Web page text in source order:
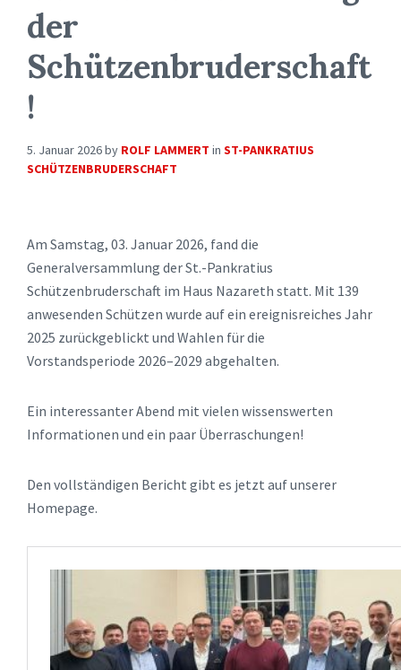
der
Schützenbruderschaft
!
5. Januar 2026by ROLF LAMMERT in ST-PANKRATIUS
SCHÜTZENBRUDERSCHAFT
Am Samstag, 03. Januar 2026, fand die
Generalversammlung der St.-Pankratius
Schützenbruderschaft im Haus Nazareth statt. Mit 139
anwesenden Schützen wurde auf ein ereignisreiches Jahr
2025 zurückgeblickt und Wahlen für die
Vorstandsperiode 2026–2029 abgehalten.
Ein interessanter Abend mit vielen wissenswerten
Informationen und ein paar Überraschungen!
Den vollständigen Bericht gibt es jetzt auf unserer
Homepage.